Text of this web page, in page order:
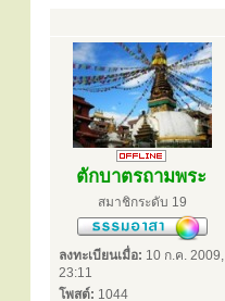
ตักบาตรถามพระ
สมาชิกระดับ 19
ลงทะเบียนเมื่อ: 10 ก.ค. 2009,
23:11
โพสต์: 1044